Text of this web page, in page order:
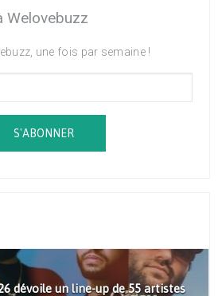
Welovebuzz
une fois par semaine !
S'ABONNER
dévoile un line-up de 55 artistes